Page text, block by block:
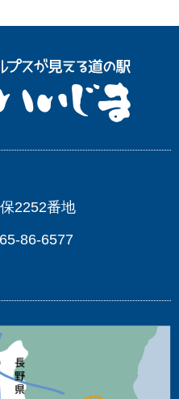
2252番地
86-6577